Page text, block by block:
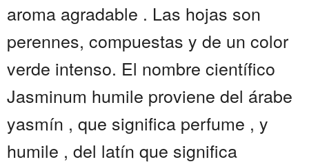
aroma agradable . Las hojas son
perennes, compuestas y de un color
verde intenso. El nombre científico
Jasminum humile proviene del árabe
yasmín , que significa perfume , y
humile , del latín que significa